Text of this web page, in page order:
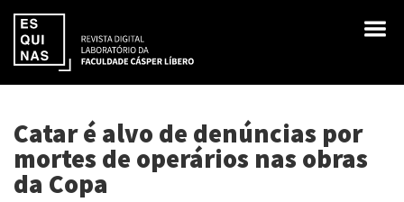
Catar é alvo de denúncias por
mortes de operários nas obras
da Copa